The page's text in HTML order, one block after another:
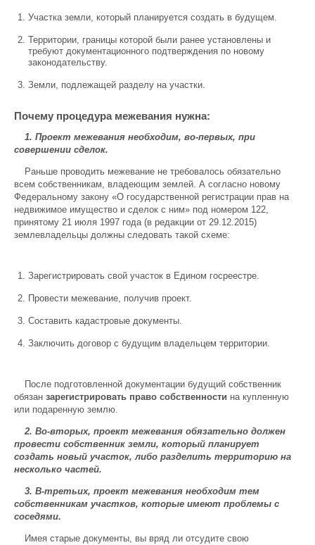
Участка земли, который планируется создать в будущем.
Территории, границы которой были ранее установлены и
требуют документационного подтверждения по новому
законодательству.
Земли, подлежащей разделу на участки.
Почему процедура межевания нужна:
1. Проект межевания необходим, во-первых, при
совершении сделок.
Раньше проводить межевание не требовалось обязательно
всем собственникам, владеющим землей. А согласно новому
Федеральному закону «О государственной регистрации прав на
недвижимое имущество и сделок с ним» под номером 122,
принятому 21 июля 1997 года (в редакции от 29.12.2015)
землевладельцы должны следовать такой схеме:
Зарегистрировать свой участок в Едином госреестре.
Провести межевание, получив проект.
Составить кадастровые документы.
Заключить договор с будущим владельцем территории.
После подготовленной документации будущий собственник
обязан зарегистрировать право собственности на купленную
или подаренную землю.
2. Во-вторых, проект межевания обязательно должен
провести собственник земли, который планирует
создать новый участок, либо разделить территорию на
несколько частей.
3. В-третьих, проект межевания необходим тем
собственникам участков, которые имеют проблемы с
соседями.
Имея старые документы, вы вряд ли отсудите свою